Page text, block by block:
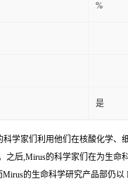
%
是
学家们利用他们在核酸化学
之后,Mirus的科学家们在为生命
Mirus的生命科学研究产品部仍